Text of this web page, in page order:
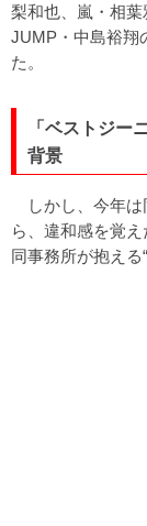
梨和也、嵐・相
JUMP・中島裕翔
た。
「ベストジー
背景
しかし、今年は
ら、違和感を覚
同事務所が抱える